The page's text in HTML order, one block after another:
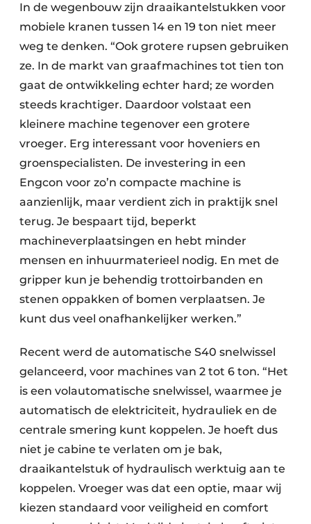
In de wegenbouw zijn draaikantelstukken voor
mobiele kranen tussen 14 en 19 ton niet meer
weg te denken. “Ook grotere rupsen gebruiken
ze. In de markt van graafmachines tot tien ton
gaat de ontwikkeling echter hard; ze worden
steeds krachtiger. Daardoor volstaat een
kleinere machine tegenover een grotere
vroeger. Erg interessant voor hoveniers en
groenspecialisten. De investering in een
Engcon voor zo’n compacte machine is
aanzienlijk, maar verdient zich in praktijk snel
terug. Je bespaart tijd, beperkt
machineverplaatsingen en hebt minder
mensen en inhuurmaterieel nodig. En met de
gripper kun je behendig trottoirbanden en
stenen oppakken of bomen verplaatsen. Je
kunt dus veel onafhankelijker werken.”
Recent werd de automatische S40 snelwissel
gelanceerd, voor machines van 2 tot 6 ton. “Het
is een volautomatische snelwissel, waarmee je
automatisch de elektriciteit, hydrauliek en de
centrale smering kunt koppelen. Je hoeft dus
niet je cabine te verlaten om je bak,
draaikantelstuk of hydraulisch werktuig aan te
koppelen. Vroeger was dat een optie, maar wij
kiezen standaard voor veiligheid en comfort